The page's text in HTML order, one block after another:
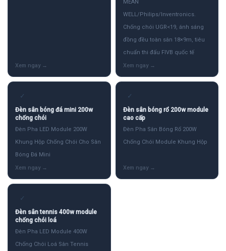
MEAN
WELL/Philips/Inventronics.
Chống chói UGR<19, ánh sáng
đồng đều toàn sân 18×9m, tiêu
chuẩn thi đấu FIVB quốc tế
✓
Đèn sân bóng đá mini 200w
chống chói
Đèn Pha LED Module 200W
Khung Hộp Chống Chói Cho Sân
Bóng Đá Mini
✓
Đèn sân bóng rổ 200w module
cao cấp
Đèn Pha Sân Bóng Rổ 200W
Chống Chói Module Khung Hộp
✓
Đèn sân tennis 400w module
chống chói loá
Đèn Pha LED Module 400W
Chống Chói Loá Sân Tennis